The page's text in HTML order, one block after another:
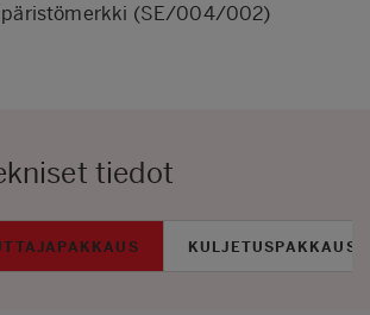
(SE/004/002)
tiedot
KULJETUSPAKKAUS